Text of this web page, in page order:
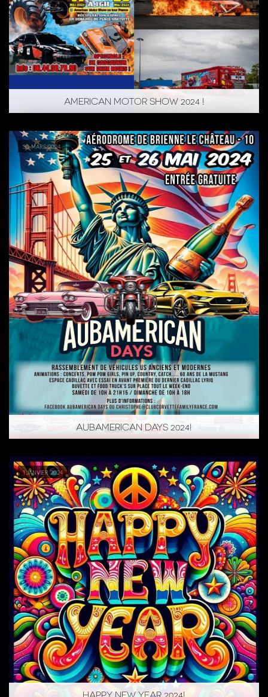
AMERICAN MOTOR SHOW 2024 !
30 mars 2024
AUBAMERICAN DAYS 2024!
1 janvier 2024
HAPPY NEW YEAR 2024!